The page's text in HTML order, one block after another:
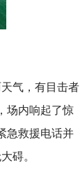
气，有目击者
场内响起了惊
急救援电话并
碍。